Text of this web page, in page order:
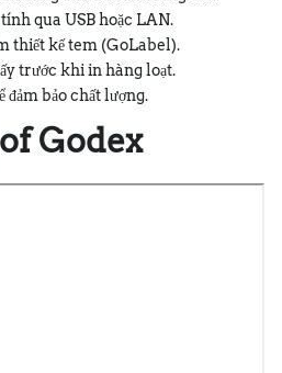
qua USB hoặc LAN.
thiết kế tem (GoLabel).
trước khi in hàng loạt.
đảm bảo chất lượng.
Godex